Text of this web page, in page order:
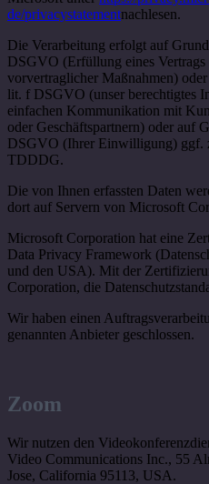
de/privacystatementnachlesen.
Die Verarbeitung erfolgt auf
DSGVO (Erfüllung eines
vorvertraglicher Maßnahmen)
lit. f DSGVO (unser berechtigtes
einfachen Kommunikation mit
oder Geschäftspartnern) oder auf
DSGVO (Ihrer Einwilligung) ggf.
TDDDG.
Die von Ihnen erfassten Daten
dort auf Servern von Microsoft
Microsoft Corporation hat eine
Data Privacy Framework
und den USA). Mit der
Corporation, die
Wir haben einen
genannten Anbieter geschlossen.
Zoom
Wir nutzen den
Video Communications Inc., 55
Jose, California 95113, USA.